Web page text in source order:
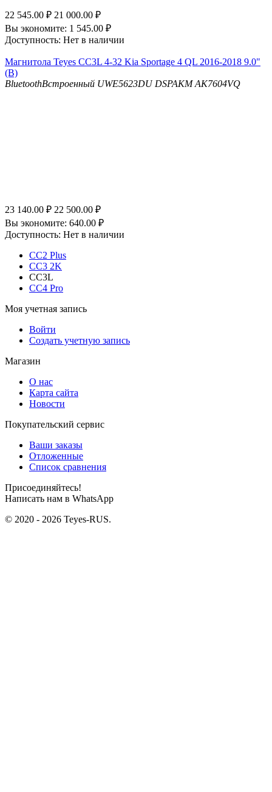
22 545.00 ₽ 21 000.00 ₽
Вы экономите: 1 545.00 ₽
Доступность: Нет в наличии
Магнитола Teyes CC3L 4-32 Kia Sportage 4 QL 2016-2018 9.0"
(B)
BluetoothВстроенный UWE5623DU DSPAKM AK7604VQ
23 140.00 ₽ 22 500.00 ₽
Вы экономите: 640.00 ₽
Доступность: Нет в наличии
CC2 Plus
CC3 2K
CC3L
CC4 Pro
Моя учетная запись
Войти
Создать учетную запись
Магазин
О нас
Карта сайта
Новости
Покупательский сервис
Ваши заказы
Отложенные
Список сравнения
Присоединяйтесь!
Написать нам в WhatsApp
© 2020 - 2026 Teyes-RUS.